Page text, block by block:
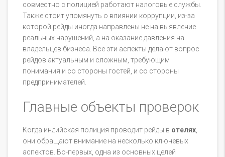
совместно с полицией работают налоговые службы.
Также стоит упомянуть о влиянии коррупции, из-за
которой рейды иногда направлены не на выявление
реальных нарушений, а на оказание давления на
владельцев бизнеса. Все эти аспекты делают вопрос
рейдов актуальным и сложным, требующим
понимания и со стороны гостей, и со стороны
предпринимателей.
Главные объекты проверок
Когда индийская полиция проводит рейды в отелях,
они обращают внимание на несколько ключевых
аспектов. Во-первых, одна из основных целей